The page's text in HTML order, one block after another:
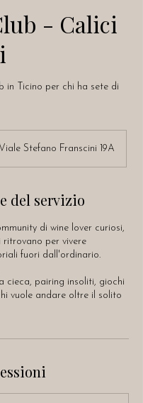
- Calici
in Ticino per chi ha sete di
Viale Stefano Franscini 19A
del servizio
di wine lover curiosi,
ritrovano per vivere
fuori dall'ordinario.
cieca, pairing insoliti, giochi
vuole andare oltre il solito